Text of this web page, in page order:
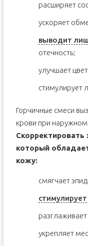
расширяет
ускоряет
выводит
отечность;
улучшает
стимулирует
Горчичные смеси
крови при
который
кожу:
смягчает
укрепляет